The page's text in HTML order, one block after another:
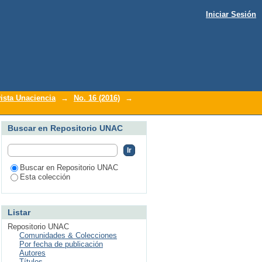
Iniciar Sesión
Unaciencia → No. 16 (2016)
→
Buscar en Repositorio UNAC
Buscar en Repositorio UNAC
Esta colección
Listar
Repositorio UNAC
Comunidades & Colecciones
Por fecha de publicación
Autores